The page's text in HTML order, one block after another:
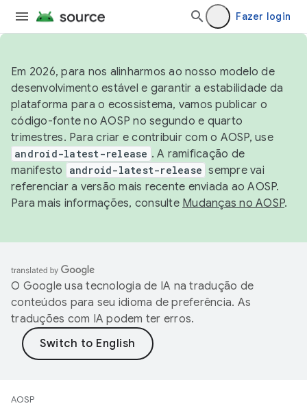
Fazer login
Em 2026, para nos alinharmos ao nosso modelo de
desenvolvimento estável e garantir a estabilidade da
plataforma para o ecossistema, vamos publicar o
código-fonte no AOSP no segundo e quarto
trimestres. Para criar e contribuir com o AOSP, use
android-latest-release . A ramificação de
manifesto
android-latest-release sempre vai
referenciar a versão mais recente enviada ao AOSP.
Para mais informações, consulte Mudanças no AOSP.
O Google usa tecnologia de IA na tradução de
conteúdos para seu idioma de preferência. As
traduções com IA podem ter erros.
AOSP